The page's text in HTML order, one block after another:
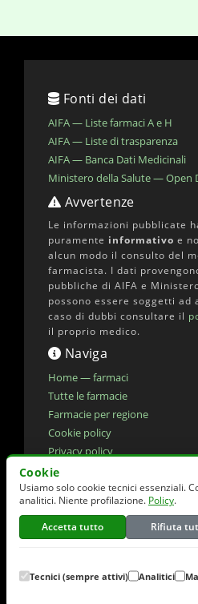
Fonti dei dati
AIFA — Liste farmaci A e H
AIFA — Liste di trasparenza
AIFA — Banca Dati Medicinali
Ministero della Salute — Open
Avvertenze
Le informazioni pubblicate
puramente informativo e
alcun modo il consulto del
farmacista. I dati
pubbliche di AIFA e
possono essere soggetti ad
caso di dubbi consultare il
il proprio medico.
Naviga
Home — farmaci
Tutte le farmacie
Farmacie per regione
Cookie policy
Privacy policy
Dichiarazione di accessibilita'
Preferenze cookie
© 2026 elencofarmaci.it
Salute(CC-
Cookie
Usiamo solo cookie tecnici essenziali.
analitici. Niente profilazione. Policy.
Accetta tutto
Rifiuta
Tecnici (sempre attivi) Analitici